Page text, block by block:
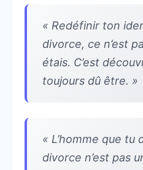
« Redéfinir ton
divorce, ce n’est
étais. C’est
toujours dû être. »
« L’homme que tu
divorce n’est pas